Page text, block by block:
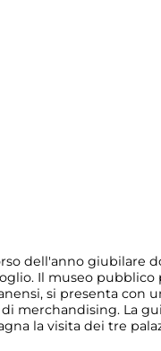
dell'anno giubilare
Il museo
si presenta con
merchandising. La
la visita dei tre